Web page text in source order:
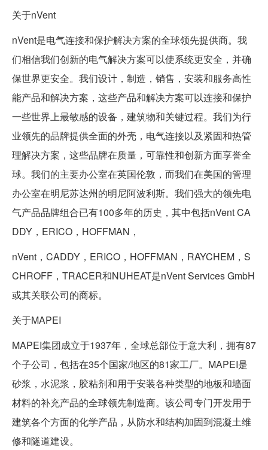
关于nVent
nVent是电气连接和保护解决方案的全球领先提供商。我
们相信我们创新的电气解决方案可以使系统更安全，并确
保世界更安全。我们设计，制造，销售，安装和服务高性
能产品和解决方案，这些产品和解决方案可以连接和保护
一些世界上最敏感的设备，建筑物和关键过程。我们为行
业领先的品牌提供全面的外壳，电气连接以及紧固和热管
理解决方案，这些品牌在质量，可靠性和创新方面享誉全
球。我们的主要办公室在英国伦敦，而我们在美国的管理
办公室在明尼苏达州的明尼阿波利斯。我们强大的领先电
气产品品牌组合已有100多年的历史，其中包括nVent CA
DDY，ERICO，HOFFMAN，
nVent，CADDY，ERICO，HOFFMAN，RAYCHEM，S
CHROFF，TRACER和NUHEAT是nVent Services GmbH
或其关联公司的商标。
关于MAPEI
MAPEI集团成立于1937年，全球总部位于意大利，拥有87
个子公司，包括在35个国家/地区的81家工厂。MAPEI是
砂浆，水泥浆，胶粘剂和用于安装各种类型的地板和墙面
材料的补充产品的全球领先制造商。该公司专门开发用于
建筑各个方面的化学产品，从防水和结构加固到混凝土维
修和隧道建设。